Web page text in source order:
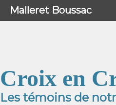
Croix en
Les témoins de
Menu
Malleret Boussac